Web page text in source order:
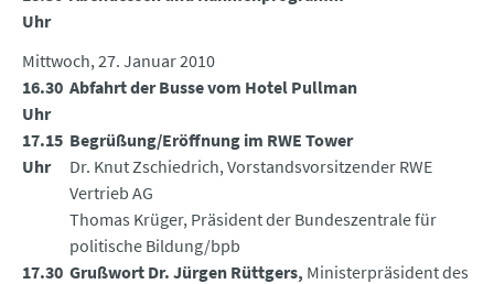
Uhr
Mittwoch, 27. Januar 2010
16.30
Uhr
Abfahrt der Busse vom Hotel Pullman
17.15
Uhr
Begrüßung/Eröffnung im RWE Tower
Dr. Knut Zschiedrich, Vorstandsvorsitzender RWE
Vertrieb AG
Thomas Krüger, Präsident der Bundeszentrale für
politische Bildung/bpb
17.30 Grußwort Dr. Jürgen Rüttgers, Ministerpräsident des